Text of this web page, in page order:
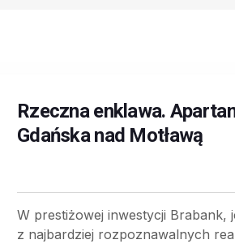
Rzeczna enklawa.
Gdańska nad Motławą
W prestiżowej inwestycji Brabank,
z najbardziej rozpoznawalnych